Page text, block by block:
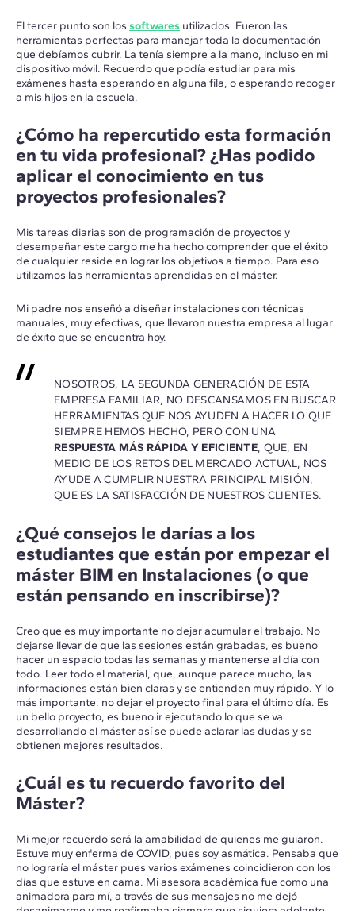
El tercer punto son los softwares utilizados. Fueron las
herramientas perfectas para manejar toda la documentación
que debíamos cubrir. La tenía siempre a la mano, incluso en mi
dispositivo móvil. Recuerdo que podía estudiar para mis
exámenes hasta esperando en alguna fila, o esperando recoger
a mis hijos en la escuela.
¿Cómo ha repercutido esta formación
en tu vida profesional? ¿Has podido
aplicar el conocimiento en tus
proyectos profesionales?
Mis tareas diarias son de programación de proyectos y
desempeñar este cargo me ha hecho comprender que el éxito
de cualquier reside en lograr los objetivos a tiempo. Para eso
utilizamos las herramientas aprendidas en el máster.
Mi padre nos enseñó a diseñar instalaciones con técnicas
manuales, muy efectivas, que llevaron nuestra empresa al lugar
de éxito que se encuentra hoy.
NOSOTROS, LA SEGUNDA GENERACIÓN DE ESTA
EMPRESA FAMILIAR, NO DESCANSAMOS EN BUSCAR
HERRAMIENTAS QUE NOS AYUDEN A HACER LO QUE
SIEMPRE HEMOS HECHO, PERO CON UNA
RESPUESTA MÁS RÁPIDA Y EFICIENTE, QUE, EN
MEDIO DE LOS RETOS DEL MERCADO ACTUAL, NOS
AYUDE A CUMPLIR NUESTRA PRINCIPAL MISIÓN,
QUE ES LA SATISFACCIÓN DE NUESTROS CLIENTES.
¿Qué consejos le darías a los
estudiantes que están por empezar el
máster BIM en Instalaciones (o que
están pensando en inscribirse)?
Creo que es muy importante no dejar acumular el trabajo. No
dejarse llevar de que las sesiones están grabadas, es bueno
hacer un espacio todas las semanas y mantenerse al día con
todo. Leer todo el material, que, aunque parece mucho, las
informaciones están bien claras y se entienden muy rápido. Y lo
más importante: no dejar el proyecto final para el último día. Es
un bello proyecto, es bueno ir ejecutando lo que se va
desarrollando el máster así se puede aclarar las dudas y se
obtienen mejores resultados.
¿Cuál es tu recuerdo favorito del
Máster?
Mi mejor recuerdo será la amabilidad de quienes me guiaron.
Estuve muy enferma de COVID, pues soy asmática. Pensaba que
no lograría el máster pues varios exámenes coincidieron con los
días que estuve en cama. Mi asesora académica fue como una
animadora para mí, a través de sus mensajes no me dejó